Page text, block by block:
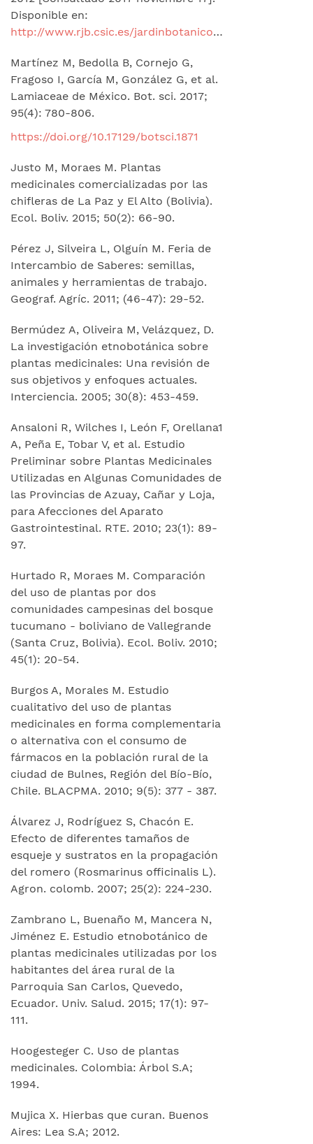
Disponible en:
http://www.rjb.csic.es/jardinbotanico/ficheros/documentos/pdf/pubinv/JLF/2012%20EspVegAromaSumChiColom2012re.pdf
Martínez M, Bedolla B, Cornejo G,
Fragoso I, García M, González G, et al.
Lamiaceae de México. Bot. sci. 2017;
95(4): 780-806.
https://doi.org/10.17129/botsci.1871
Justo M, Moraes M. Plantas
medicinales comercializadas por las
chifleras de La Paz y El Alto (Bolivia).
Ecol. Boliv. 2015; 50(2): 66-90.
Pérez J, Silveira L, Olguín M. Feria de
Intercambio de Saberes: semillas,
animales y herramientas de trabajo.
Geograf. Agríc. 2011; (46-47): 29-52.
Bermúdez A, Oliveira M, Velázquez, D.
La investigación etnobotánica sobre
plantas medicinales: Una revisión de
sus objetivos y enfoques actuales.
Interciencia. 2005; 30(8): 453-459.
Ansaloni R, Wilches I, León F, Orellana1
A, Peña E, Tobar V, et al. Estudio
Preliminar sobre Plantas Medicinales
Utilizadas en Algunas Comunidades de
las Provincias de Azuay, Cañar y Loja,
para Afecciones del Aparato
Gastrointestinal. RTE. 2010; 23(1): 89-
97.
Hurtado R, Moraes M. Comparación
del uso de plantas por dos
comunidades campesinas del bosque
tucumano - boliviano de Vallegrande
(Santa Cruz, Bolivia). Ecol. Boliv. 2010;
45(1): 20-54.
Burgos A, Morales M. Estudio
cualitativo del uso de plantas
medicinales en forma complementaria
o alternativa con el consumo de
fármacos en la población rural de la
ciudad de Bulnes, Región del Bío-Bío,
Chile. BLACPMA. 2010; 9(5): 377 - 387.
Álvarez J, Rodríguez S, Chacón E.
Efecto de diferentes tamaños de
esqueje y sustratos en la propagación
del romero (Rosmarinus officinalis L).
Agron. colomb. 2007; 25(2): 224-230.
Zambrano L, Buenaño M, Mancera N,
Jiménez E. Estudio etnobotánico de
plantas medicinales utilizadas por los
habitantes del área rural de la
Parroquia San Carlos, Quevedo,
Ecuador. Univ. Salud. 2015; 17(1): 97-
111.
Hoogesteger C. Uso de plantas
medicinales. Colombia: Árbol S.A;
1994.
Mujica X. Hierbas que curan. Buenos
Aires: Lea S.A; 2012.